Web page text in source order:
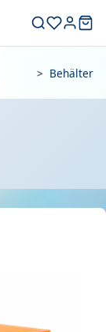
> Behälter